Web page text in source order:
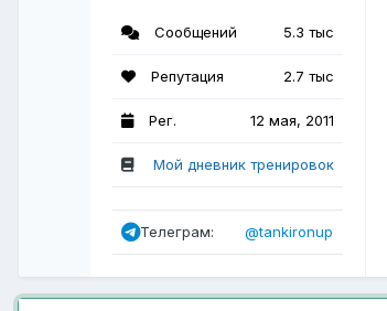
Сообщений 5.3 тыс
Репутация 2.7 тыс
Рег. 12 мая, 2011
Мой дневник тренировок
Телеграм: @tankironup